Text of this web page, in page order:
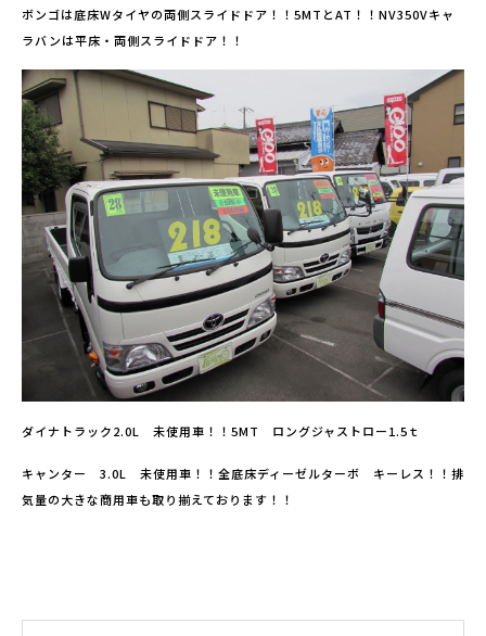
ボンゴは底床Wタイヤの両側スライドドア！！5MTとAT！！NV350Vキャ
ラバンは平床・両側スライドドア！！
ダイナトラック2.0L 未使用車！！5MT ロングジャストロー1.5ｔ
キャンター 3.0L 未使用車！！全底床ディーゼルターボ キーレス！！排
気量の大きな商用車も取り揃えております！！